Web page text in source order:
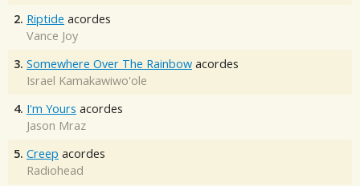
2. Riptide acordes
Vance Joy
3. Somewhere Over The Rainbow acordes
Israel Kamakawiwo'ole
4. I'm Yours acordes
Jason Mraz
5. Creep acordes
Radiohead